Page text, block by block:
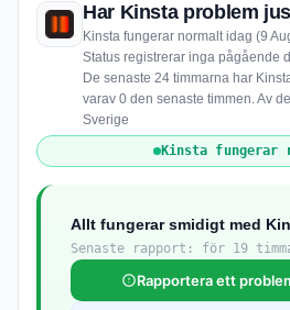
Har Kinsta problem
Kinsta fungerar normalt idag (9
Status registrerar inga pågående
De senaste 24 timmarna har
varav 0 den senaste timmen. Av
Sverige
Kinsta fungerar
Allt fungerar smidigt med
Senaste rapport: för 19
Rapportera ett